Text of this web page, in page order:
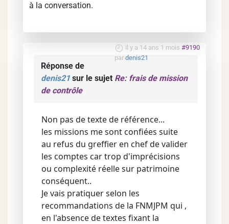
à la conversation.
il y a 14 ans 1 mois #9190
par denis21
Réponse de
denis21 sur le sujet Re: frais de mission
de contrôle
Non pas de texte de référence...
les missions me sont confiées suite
au refus du greffier en chef de valider
les comptes car trop d'imprécisions
ou complexité réelle sur patrimoine
conséquent..
Je vais pratiquer selon les
recommandations de la FNMJPM qui ,
en l'absence de textes fixant la